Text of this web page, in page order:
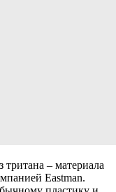
– материала
Eastman.